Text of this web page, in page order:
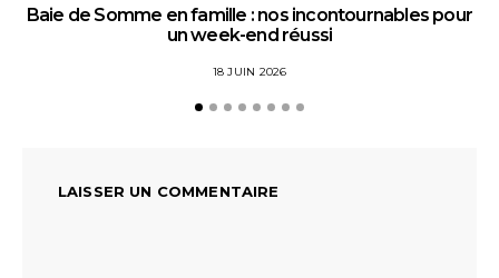
Baie de Somme en famille : nos incontournables pour
un week-end réussi
18 JUIN 2026
LAISSER UN COMMENTAIRE